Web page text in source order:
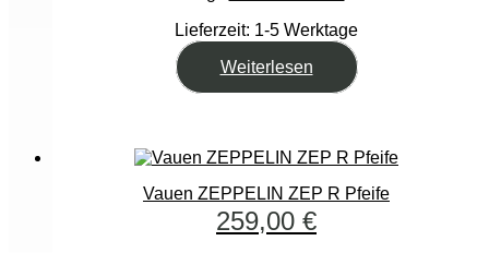
Lieferzeit: 1-5 Werktage
Weiterlesen
Vauen ZEPPELIN ZEP R Pfeife
259,00 €